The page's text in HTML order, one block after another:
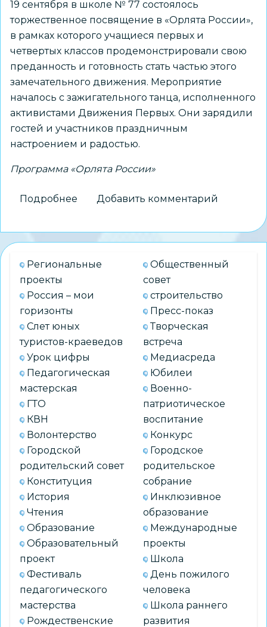
России»
19 сентября в школе № 77 состоялось
торжественное посвящение в «Орлята России»,
в рамках которого учащиеся первых и
четвертых классов продемонстрировали свою
преданность и готовность стать частью этого
замечательного движения. Мероприятие
началось с зажигательного танца, исполненного
активистами Движения Первых. Они зарядили
гостей и участников праздничным
настроением и радостью.
Программа «Орлята России»
Подробнее
школе
№
77
посвящение
«Орлята
России»
Добавить комментарий
Региональные
проекты
Россия – мои
горизонты
Слет юных
туристов-краеведов
Урок цифры
Педагогическая
мастерская
ГТО
КВН
Волонтерство
Городской
родительский совет
Конституция
История
Чтения
Образование
Образовательный
проект
Фестиваль
педагогического
мастерства
Рождественские
Общественный
совет
строительство
Пресс-показ
Творческая
встреча
Медиасреда
Юбилеи
Военно-
патриотическое
воспитание
Конкурс
Городское
родительское
собрание
Инклюзивное
образование
Международные
проекты
Школа
День пожилого
человека
Школа раннего
развития